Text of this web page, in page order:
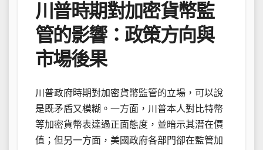
川普時期對加密貨幣監
管的影響：政策方向與
市場後果
川普政府時期對加密貨幣監管的立場，可以說
是既矛盾又模糊。一方面，川普本人對比特幣
等加密貨幣表達過正面態度，並暗示其潛在價
值；但另一方面，美國政府各部門卻在監管加